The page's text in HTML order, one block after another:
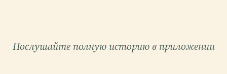
Послушайте полную историю в приложении